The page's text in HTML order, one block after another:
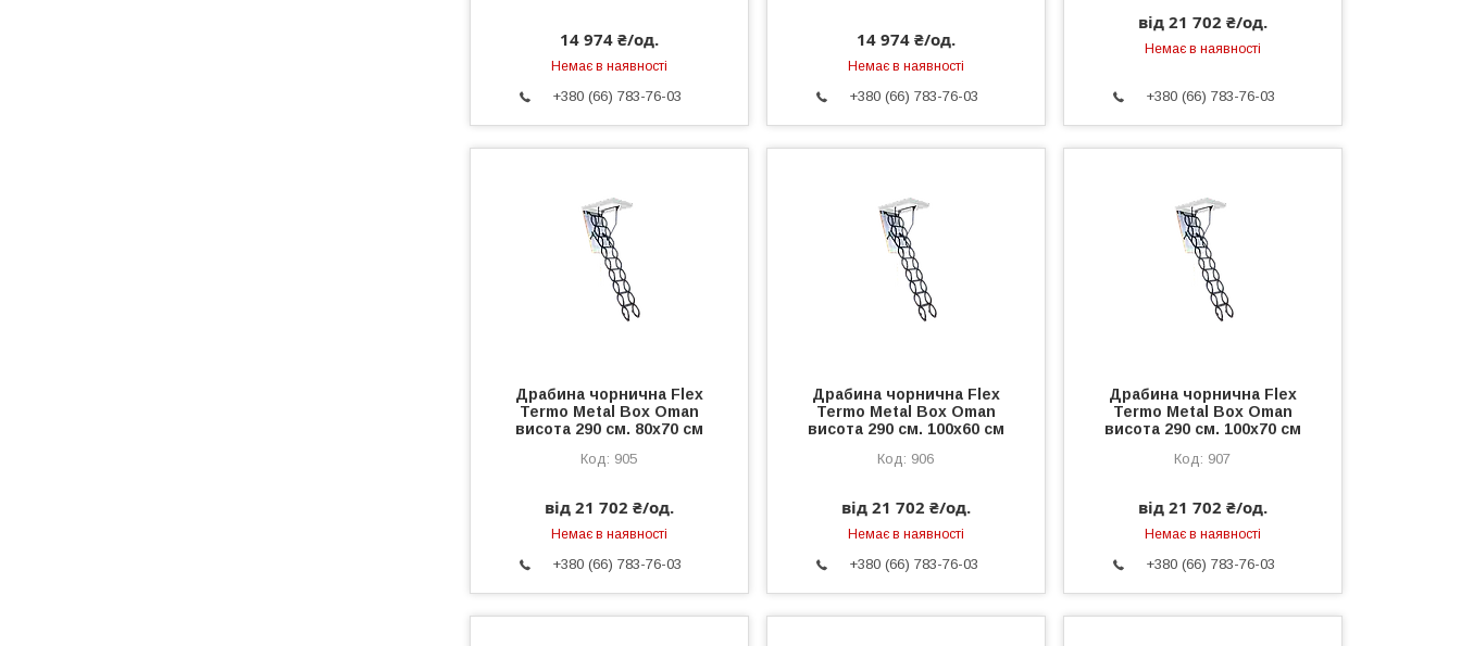
14 974 ₴/од.
Немає в наявності
+380 (66) 783-76-03
14 974 ₴/од.
Немає в наявності
+380 (66) 783-76-03
від 21 702 ₴/од.
Немає в наявності
+380 (66) 783-76-03
Драбина чорнична Flex
Termo Metal Box Oman
висота 290 см. 80х70 см
905
від 21 702 ₴/од.
Немає в наявності
+380 (66) 783-76-03
Драбина чорнична Flex
Termo Metal Box Oman
висота 290 см. 100х60 см
906
від 21 702 ₴/од.
Немає в наявності
+380 (66) 783-76-03
Драбина чорнична Flex
Termo Metal Box Oman
висота 290 см. 100х70 см
907
від 21 702 ₴/од.
Немає в наявності
+380 (66) 783-76-03